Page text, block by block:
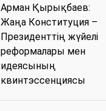
Арман Қырықбаев:
Жаңа Конституция –
Президенттің жүйелі
реформалары мен
идеясының
квинтэссенциясы